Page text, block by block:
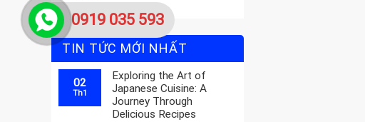
TIN TỨC MỚI NHẤT
02
Th1
Exploring the Art of
Japanese Cuisine: A
Journey Through
Delicious Recipes
0919 035 593